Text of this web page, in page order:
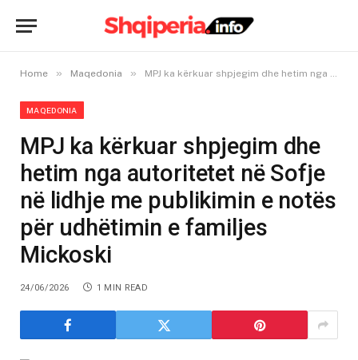
Home » Maqedonia » MPJ ka kërkuar shpjegim dhe hetim nga autoritetet në Sofje në lidhje me publikimin e notës për udhëtimin e familjes Mickoski
MAQEDONIA
MPJ ka kërkuar shpjegim dhe
hetim nga autoritetet në Sofje
në lidhje me publikimin e notës
për udhëtimin e familjes
Mickoski
24/06/2026 1 MIN READ